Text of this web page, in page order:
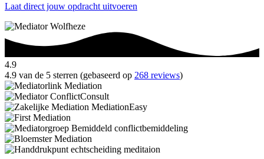
Laat direct jouw opdracht uitvoeren
4.9
4.9 van de 5 sterren (gebaseerd op 268 reviews)